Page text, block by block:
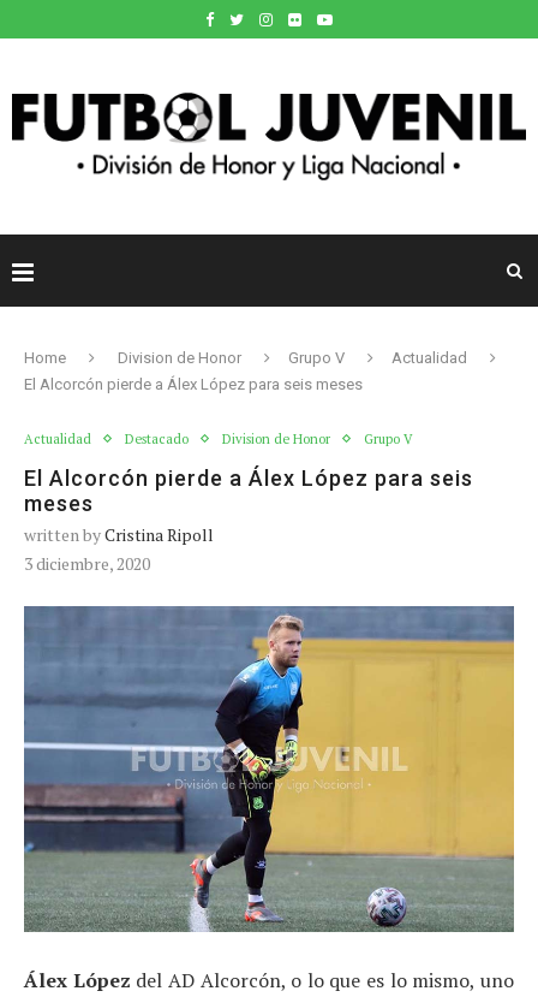
Home Division de Honor Grupo V
Actualidad
El Alcorcón pierde a Álex López para seis meses
Actualidad Destacado Division de Honor Grupo V
El Alcorcón pierde a Álex López para seis
meses
written byCristina Ripoll
3 diciembre, 2020
Álex López del AD Alcorcón, o lo que es lo mismo, uno